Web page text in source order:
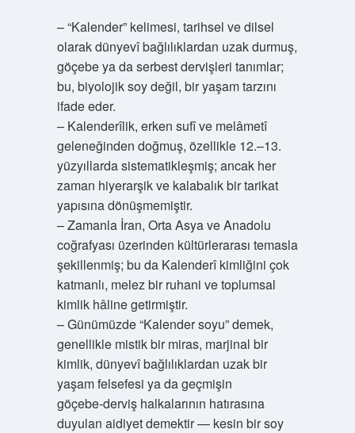
– “Kalender” kelimesi, tarihsel ve dilsel
olarak dünyevî bağlılıklardan uzak durmuş,
göçebe ya da serbest dervişleri tanımlar;
bu, biyolojik soy değil, bir yaşam tarzını
ifade eder.
– Kalenderîlik, erken sufî ve melâmetî
geleneğinden doğmuş, özellikle 12.–13.
yüzyıllarda sistematikleşmiş; ancak her
zaman hiyerarşik ve kalabalık bir tarikat
yapısına dönüşmemiştir.
– Zamanla İran, Orta Asya ve Anadolu
coğrafyası üzerinden kültürlerarası temasla
şekillenmiş; bu da Kalenderî kimliğini çok
katmanlı, melez bir ruhani ve toplumsal
kimlik hâline getirmiştir.
– Günümüzde “Kalender soyu” demek,
genellikle mistik bir miras, marjinal bir
kimlik, dünyevî bağlılıklardan uzak bir
yaşam felsefesi ya da geçmişin
göçebe‑derviş halkalarının hatırasına
duyulan aidiyet demektir — kesin bir soy